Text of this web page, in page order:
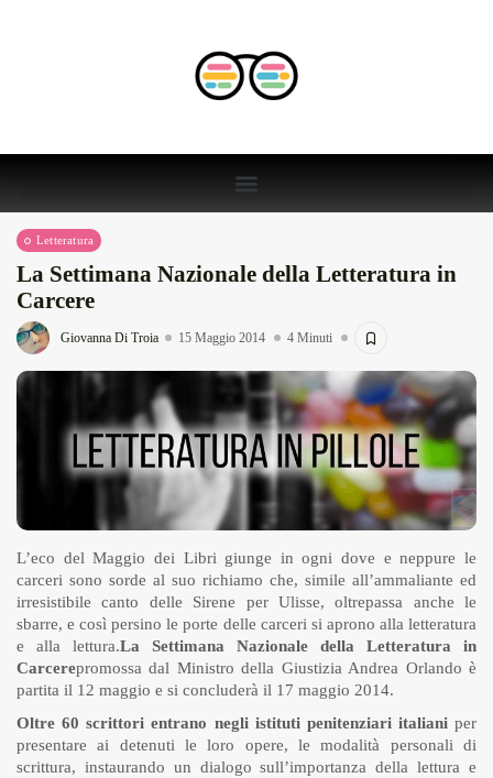
Letteratura
La Settimana Nazionale della Letteratura in
Carcere
Giovanna Di Troia 15 Maggio 2014 4 Minuti
L’eco delMaggio dei Libri giunge in ogni dove e neppure le
carceri sono sorde al suo richiamo che, simile all’ammaliante ed
irresistibile canto delle Sirene per Ulisse, oltrepassa anche le
sbarre, e così persino le porte delle carceri si aprono alla letteratura
e alla lettura.La Settimana Nazionale della Letteratura in
Carcerepromossa dal Ministro della Giustizia Andrea Orlando è
partita il 12 maggio e si concluderà il 17 maggio 2014.
Oltre 60 scrittori entrano negli istituti penitenziari italianiper
presentare ai detenuti le loro opere, le modalità personali di
scrittura, instaurando un dialogo sull’importanza della lettura e